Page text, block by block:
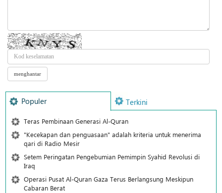
Populer Terkini
Teras Pembinaan Generasi Al-Quran
"Kecekapan dan penguasaan" adalah kriteria untuk menerima
qari di Radio Mesir
Setem Peringatan Pengebumian Pemimpin Syahid Revolusi di
Iraq
Operasi Pusat Al-Quran Gaza Terus Berlangsung Meskipun
Cabaran Berat